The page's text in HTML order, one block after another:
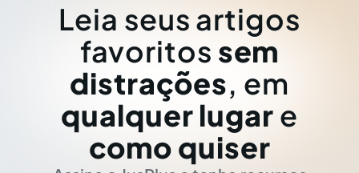
Leia seus artigos
favoritos sem
distrações, em
qualquer lugar e
como quiser